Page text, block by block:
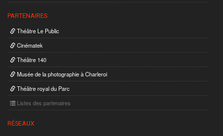
PARTENAIRES
Théâtre Le Public
Cinématek
Théâtre 140
Musée de la photographie à Charleroi
Théâtre royal du Parc
Listes des partenaires
RÉSEAUX